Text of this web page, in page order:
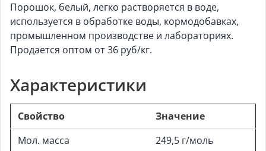
Порошок, белый, легко растворяется в воде,
используется в обработке воды, кормодобавках,
промышленном производстве и лабораториях.
Продается оптом от 36 руб/кг.
Характеристики
Свойство
Значение
Мол. масса
249,5 г/моль